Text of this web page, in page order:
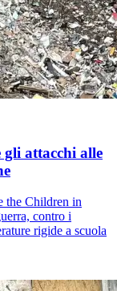
gli attacchi alle
the Children in
contro i
rigide a scuola